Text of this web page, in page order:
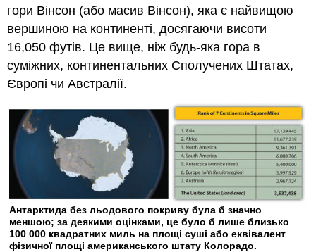
гори Вінсон (або масив Вінсон), яка є найвищою
вершиною на континенті, досягаючи висоти
16,050 футів. Це вище, ніж будь-яка гора в
суміжних, континентальних Сполучених Штатах,
Європі чи Австралії.
Антарктида без льодового покриву була б значно
меншою; за деякими оцінками, це було б лише близько
100 000 квадратних миль на площі суші або еквівалент
фізичної площі американського штату Колорадо.